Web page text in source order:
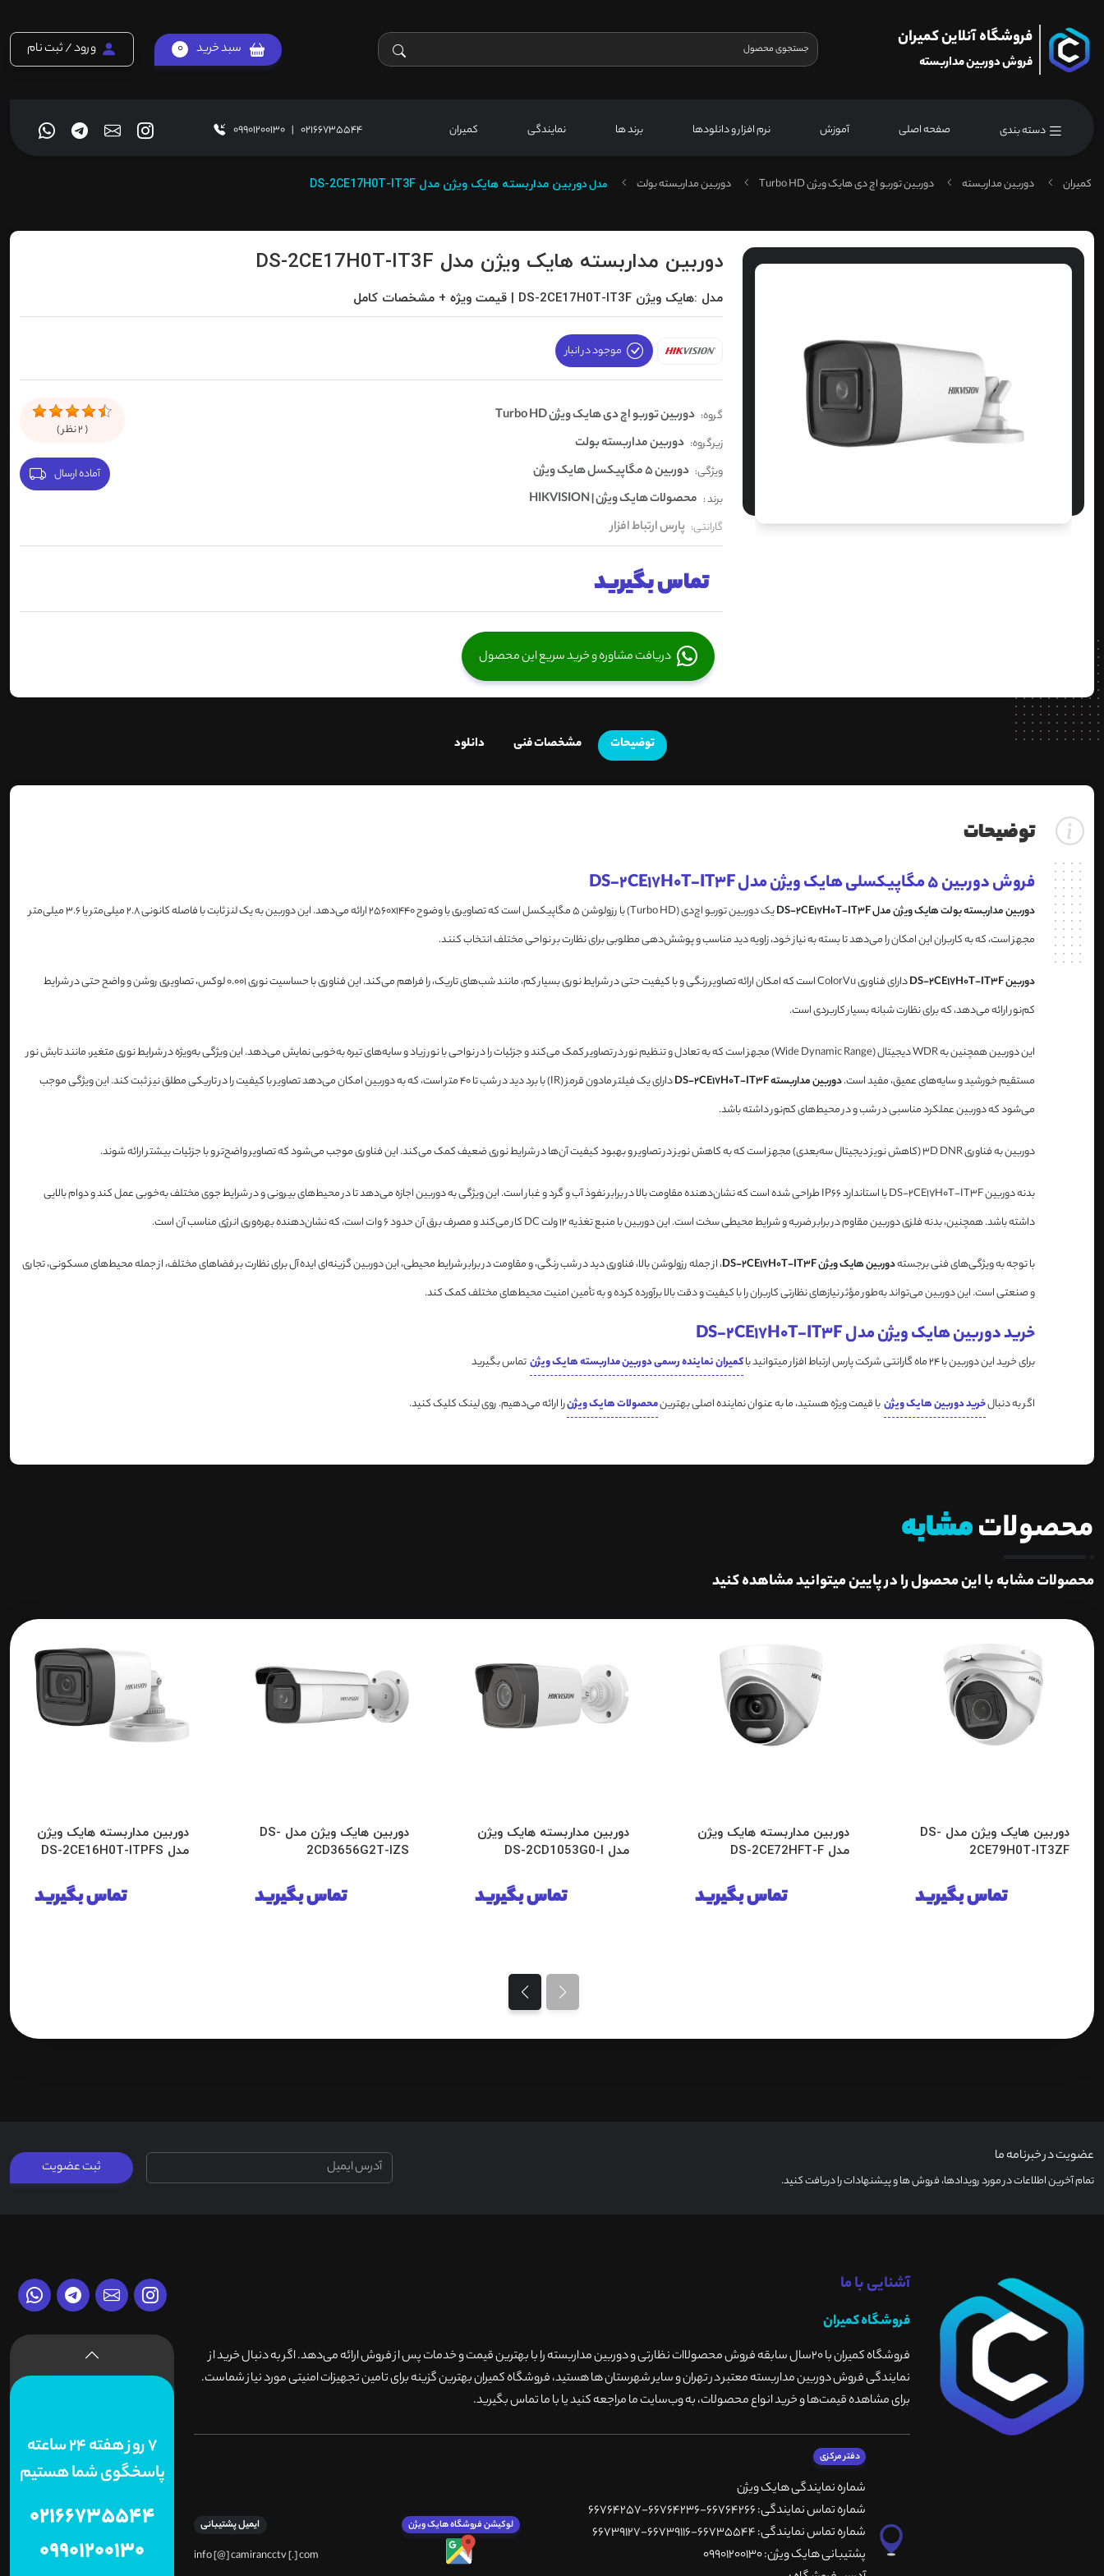
فروشگاه آنلاین کمیران
فروش دوربین مداربسته
سبد خرید 0 ورود / ثبت نام
دسته بندی صفحه اصلی آموزش نرم افزار و دانلودها برند ها نمایندگی کمیران 02166735544
|
09901200130
کمیران دوربین مداربسته دوربین توربو اچ دی هایک ویژن Turbo HD دوربین مداربسته بولت مدلدوربین مداربسته هایک ویژن مدل DS-2CE17H0T-IT3F
دوربین مداربسته هایک ویژن مدل DS-2CE17H0T-IT3F
مدل :هایک ویژن DS-2CE17H0T-IT3F | قیمت ویژه + مشخصات کامل
موجود در انبار
گروه: دوربین توربو اچ دی هایک ویژن Turbo HD
زیرگروه: دوربین مداربسته بولت
ویژگی: دوربین 5 مگاپیکسل هایک ویژن
برند : محصولات هایک ویژن | HIKVISION
گارانتی: پارس ارتباط افزار
(
2نظر )
آماده ارسال
تماس بگیرید
دریافت مشاوره و خرید سریع این محصول
توضیحات مشخصات فنی دانلود
توضیحات
فروش دوربین 5 مگاپیکسلی هایک ویژن مدل DS-2CE17H0T-IT3F
دوربین مداربسته بولت هایک ویژن مدل DS-2CE17H0T-IT3F
یک دوربین توربو اچ‌دی (Turbo HD) با رزولوشن 5 مگاپیکسل است که تصاویری با وضوح 2560x1440 ارائه می‌دهد. این دوربین به یک لنز ثابت با فاصله کانونی 2.8 میلی‌متر یا 3.6 میلی‌متر
مجهز است، که به کاربران این امکان را می‌دهد تا بسته به نیاز خود، زاویه دید مناسب و پوشش‌دهی مطلوبی برای نظارت بر نواحی مختلف انتخاب کنند.
دوربین DS-2CE17H0T-IT3F
دارای فناوری ColorVu است که امکان ارائه تصاویر رنگی و با کیفیت حتی در شرایط نوری بسیار کم، مانند شب‌های تاریک، را فراهم می‌کند. این فناوری با حساسیت نوری 0.001 لوکس، تصاویری روشن و واضح حتی در شرایط
کم‌نور ارائه می‌دهد، که برای نظارت شبانه بسیار کاربردی است.
این دوربین همچنین به WDR دیجیتال (Wide Dynamic Range) مجهز است که به تعادل و تنظیم نور در تصاویر کمک می‌کند و جزئیات را در نواحی با نور زیاد و سایه‌های تیره به‌خوبی نمایش می‌دهد. این ویژگی به‌ویژه در شرایط نوری متغیر، مانند تابش نور
مستقیم خورشید و سایه‌های عمیق، مفید است.دوربین مداربسته DS-2CE17H0T-IT3F
دارای یک فیلتر مادون قرمز (IR) با برد دید در شب تا 40 متر است، که به دوربین امکان می‌دهد تصاویر با کیفیت را در تاریکی مطلق نیز ثبت کند. این ویژگی موجب
می‌شود که دوربین عملکرد مناسبی در شب و در محیط‌های کم‌نور داشته باشد.
دوربین به فناوری 3D DNR (کاهش نویز دیجیتال سه‌بعدی) مجهز است که به کاهش نویز در تصاویر و بهبود کیفیت آن‌ها در شرایط نوری ضعیف کمک می‌کند. این فناوری موجب می‌شود که تصاویر واضح‌تر و با جزئیات بیشتر ارائه شوند.
بدنه دوربین DS-2CE17H0T-IT3F با استاندارد IP66 طراحی شده است که نشان‌دهنده مقاومت بالا در برابر نفوذ آب و گرد و غبار است. این ویژگی به دوربین اجازه می‌دهد تا در محیط‌های بیرونی و در شرایط جوی مختلف به‌خوبی عمل کند و دوام بالایی
داشته باشد. همچنین، بدنه فلزی دوربین مقاوم در برابر ضربه و شرایط محیطی سخت است. این دوربین با منبع تغذیه 12 ولت DC کار می‌کند و مصرف برق آن حدود 6 وات است، که نشان‌دهنده بهره‌وری انرژی مناسب آن است.
با توجه به ویژگی‌های فنی برجستهدوربین هایک ویژن DS-2CE17H0T-IT3F
، از جمله رزولوشن بالا، فناوری دید در شب رنگی، و مقاومت در برابر شرایط محیطی، این دوربین گزینه‌ای ایده‌آل برای نظارت بر فضاهای مختلف، از جمله محیط‌های مسکونی، تجاری
و صنعتی است. این دوربین می‌تواند به‌طور مؤثر نیازهای نظارتی کاربران را با کیفیت و دقت بالا برآورده کرده و به تأمین امنیت محیط‌های مختلف کمک کند.
خرید دوربین هایک ویژن مدل DS-2CE17H0T-IT3F
برای خرید این دوربین با 24 ماه گارانتی شرکت پارس ارتباط افزار میتوانید با کمیران نماینده رسمی دوربین مداربسته هایک ویژنتماس بگیرید
اگر به دنبالخرید دوربین هایک ویژنبا قیمت ویژه هستید، ما به عنوان نماینده اصلی بهترینمحصولات هایک ویژنرا ارائه می‌دهیم. روی لینک کلیک کنید.
محصولاتمشابه
محصولات مشابه با این محصول را در پایین میتوانید مشاهده کنید
دوربین هایک ویژن مدل DS-
2CE79H0T-IT3ZF
تماس بگیرید
دوربین مداربسته هایک ویژن
مدل DS-2CE72HFT-F
تماس بگیرید
دوربین مداربسته هایک ویژن
مدل DS-2CD1053G0-I
تماس بگیرید
دوربین هایک ویژن مدل DS-
2CD3656G2T-IZS
تماس بگیرید
دوربین مداربسته هایک ویژن
مدل DS-2CE16H0T-ITPFS
تماس بگیرید
عضویت در خبرنامه ما
تمام آخرین اطلاعات در مورد رویدادها، فروش ها و پیشنهادات را دریافت کنید.
ثبت عضویت
آشنایی با ما
فروشگاه کمیران
فروشگاه کمیران با ۲۰سال سابقه فروش محصولاات نظارتی و دوربین مداربسته را با بهترین قیمت و خدمات پس از فروش ارائه می‌دهد. اگر به دنبال خرید از
نمایندگی فروش دوربین مداربسته معتبر در تهران و سایر شهرستان ها هستید، فروشگاه کمیران بهترین گزینه برای تامین تجهیزات امنیتی مورد نیاز شماست.
برای مشاهده قیمت‌ها و خرید انواع محصولات، به وب‌سایت ما مراجعه کنید یا با ما تماس بگیرید.
دفتر مرکزی
شماره نمایندگی هایک ویژن
شماره تماس نمایندگی: 66764266-66764236-66764257
شماره تماس نمایندگی: 66735544-66739116-66739127
پشتیبانی هایک ویژن: 09901200130
لوکیشن فروشگاه هایک ویژن ایمیل پشتیبانی
info [@] camirancctv [.] com
7 روز هفته 24 ساعته
پاسخگوی شما هستیم
02166735544
09901200130